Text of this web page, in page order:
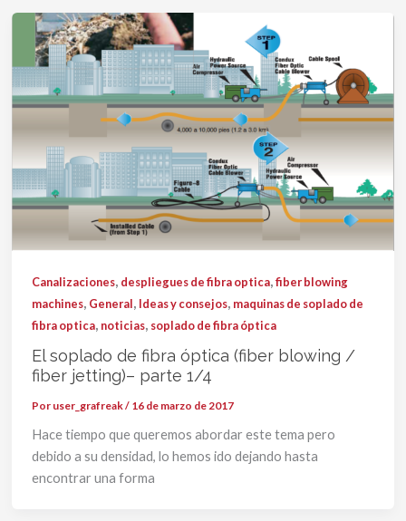
Canalizaciones, despliegues de fibra optica,fiber blowing
machines, General, Ideas y consejos, maquinas de soplado de
fibra optica, noticias, soplado de fibra óptica
El soplado de fibra óptica (fiber blowing /
fiber jetting)– parte 1/4
Por user_grafreak/ 16 de marzo de 2017
Hace tiempo que queremos abordar este tema pero
debido a su densidad, lo hemos ido dejando hasta
encontrar una forma